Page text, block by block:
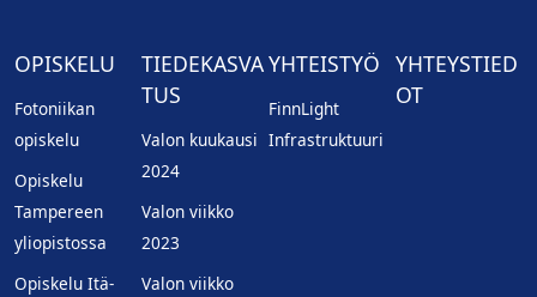
OPISKELU
Fotoniikan
opiskelu
Opiskelu
Tampereen
yliopistossa
Opiskelu Itä-
TIEDEKASVA
TUS
Valon kuukausi
2024
Valon viikko
2023
Valon viikko
YHTEISTYÖ
FinnLight
Infrastruktuuri
YHTEYSTIED
OT